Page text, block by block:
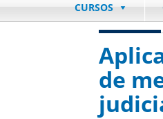
CURSOS
de